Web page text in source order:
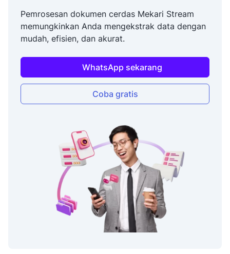
Pemrosesan dokumen cerdas Mekari Stream
memungkinkan Anda mengekstrak data dengan
mudah, efisien, dan akurat.
WhatsApp sekarang
Coba gratis